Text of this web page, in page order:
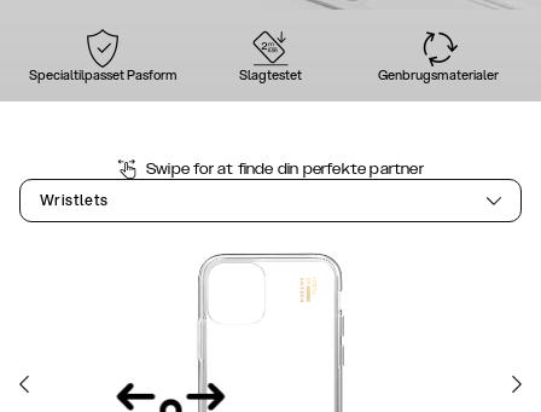
Specialtilpasset Pasform Slagtestet Genbrugsmaterialer
Swipe for at finde din perfekte partner
Wristlets